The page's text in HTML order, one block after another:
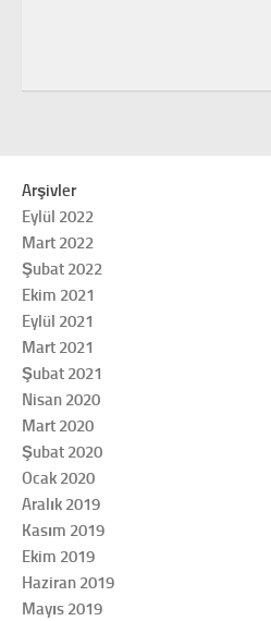
Arşivler
Eylül 2022
Mart 2022
Şubat 2022
Ekim 2021
Eylül 2021
Mart 2021
Şubat 2021
Nisan 2020
Mart 2020
Şubat 2020
Ocak 2020
Aralık 2019
Kasım 2019
Ekim 2019
Haziran 2019
Mayıs 2019